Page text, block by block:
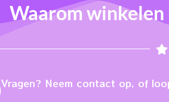
Waarom winkelen
Vragen? Neem contact op, of